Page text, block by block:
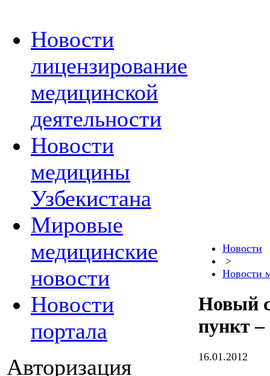
Новости
лицензирование
медицинской
деятельности
Новости
медицины
Узбекистана
Мировые
медицинские
новости
Новости
портала
Авторизация
Новости
>
Новости
Новый
пункт –
16.01.2012